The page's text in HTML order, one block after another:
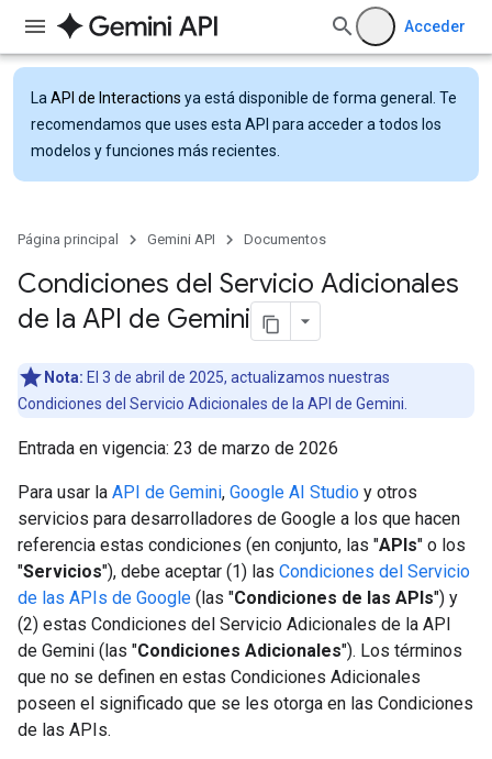
Acceder
La API de Interactions ya está disponible de forma general. Te
recomendamos que uses esta API para acceder a todos los
modelos y funciones más recientes.
Página principal Gemini API Documentos
Condiciones del Servicio Adicionales
de la API de Gemini
Nota: El 3 de abril de 2025, actualizamos nuestras
Condiciones del Servicio Adicionales de la API de Gemini.
Entrada en vigencia: 23 de marzo de 2026
Para usar la API de Gemini, Google AI Studio y otros
servicios para desarrolladores de Google a los que hacen
referencia estas condiciones (en conjunto, las "APIs" o los
"Servicios"), debe aceptar (1) las Condiciones del Servicio
de las APIs de Google (las "Condiciones de las APIs") y
(2) estas Condiciones del Servicio Adicionales de la API
de Gemini (las "Condiciones Adicionales"). Los términos
que no se definen en estas Condiciones Adicionales
poseen el significado que se les otorga en las Condiciones
de las APIs.